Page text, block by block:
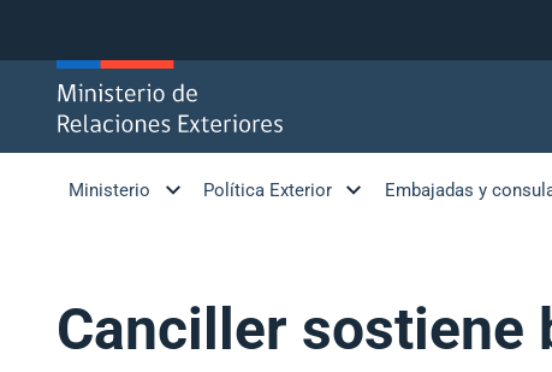
Ministerio Política Exterior Embajadas y
Canciller sostiene